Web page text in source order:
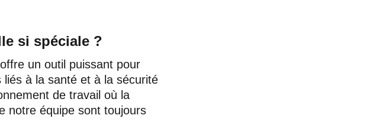
si spéciale ?
un outil puissant pour
à la santé et à la sécurité
de travail où la
notre équipe sont toujours